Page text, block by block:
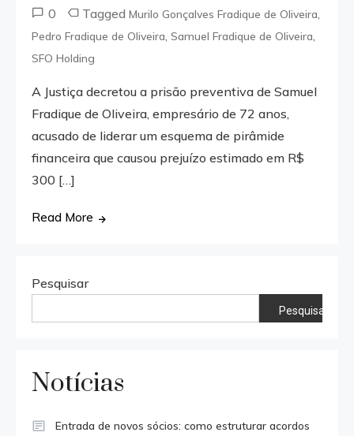
0 TaggedMurilo Gonçalves Fradique de Oliveira,
Pedro Fradique de Oliveira,Samuel Fradique de Oliveira,
SFO Holding
A Justiça decretou a prisão preventiva de Samuel
Fradique de Oliveira, empresário de 72 anos,
acusado de liderar um esquema de pirâmide
financeira que causou prejuízo estimado em R$
300 […]
Read More
Pesquisar
Pesquisar
Notícias
Entrada de novos sócios: como estruturar acordos